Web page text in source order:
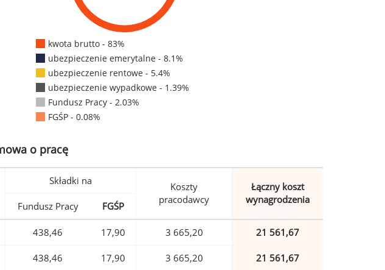
kwota brutto - 83%
ubezpieczenie emerytalne - 8.1%
ubezpieczenie rentowe - 5.4%
ubezpieczenie wypadkowe - 1.39%
Fundusz Pracy - 2.03%
FGŚP - 0.08%
o pracę
Składki na
Koszty
pracodawcy
Łączny koszt
wynagrodzenia
Fundusz Pracy FGŚP
438,46 17,90 3 665,20 21 561,67
438,46 17,90 3 665,20 21 561,67